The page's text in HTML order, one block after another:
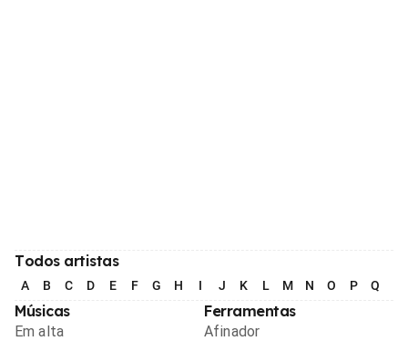
Todos artistas
A B C D E F G H I J K L M N O P Q
Músicas
Em alta
Ferramentas
Afinador